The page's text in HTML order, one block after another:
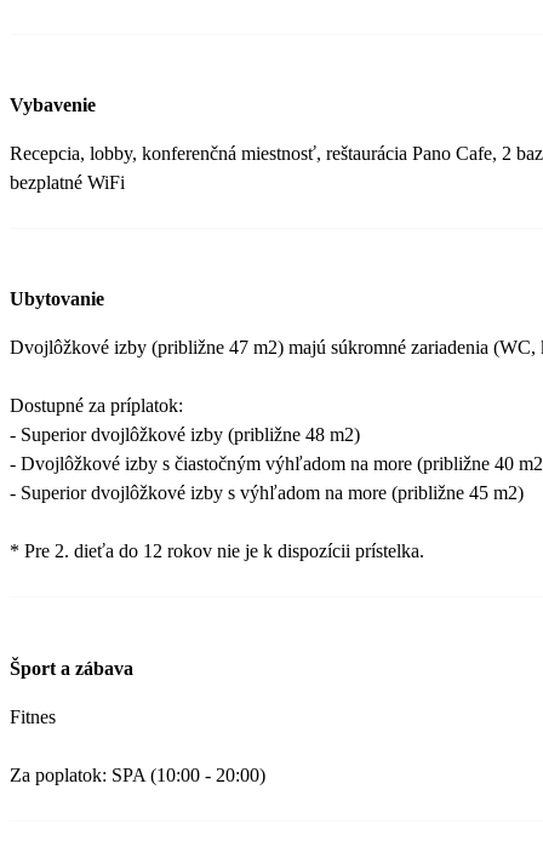
Vybavenie
Recepcia, lobby, konferenčná miestnosť, reštaurácia Pano Cafe, 2
bezplatné WiFi
Ubytovanie
Dvojlôžkové izby (približne 47 m2) majú súkromné zariadenia
Dostupné za príplatok:
- Superior dvojlôžkové izby (približne 48 m2)
- Dvojlôžkové izby s čiastočným výhľadom na more (približne 40
- Superior dvojlôžkové izby s výhľadom na more (približne 45 m2)
* Pre 2. dieťa do 12 rokov nie je k dispozícii prístelka.
Šport a zábava
Fitnes
Za poplatok: SPA (10:00 - 20:00)